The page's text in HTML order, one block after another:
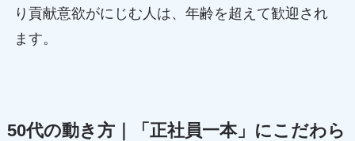
り貢献意欲がにじむ人は、年齢を超えて歓迎され
ます。
50代の動き方｜「正社員一本」にこだわら